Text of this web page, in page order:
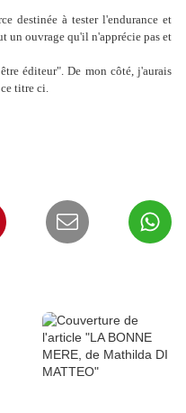
destinée à tester l'endurance et
un ouvrage qu'il n'apprécie pas et
éditeur". De mon côté, j'aurais
titre ci.